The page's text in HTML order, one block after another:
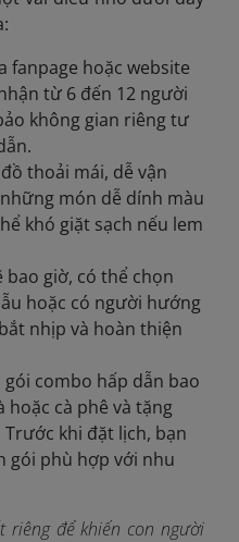
fanpage hoặc website
từ 6 đến 12 người
không gian riêng tư
thoải mái, dễ vận
món dễ dính màu
khó giặt sạch nếu lem
giờ, có thể chọn
hoặc có người hướng
nhịp và hoàn thiện
combo hấp dẫn bao
cà phê và tặng
khi đặt lịch, bạn
gói phù hợp với nhu
riêng để khiến con người